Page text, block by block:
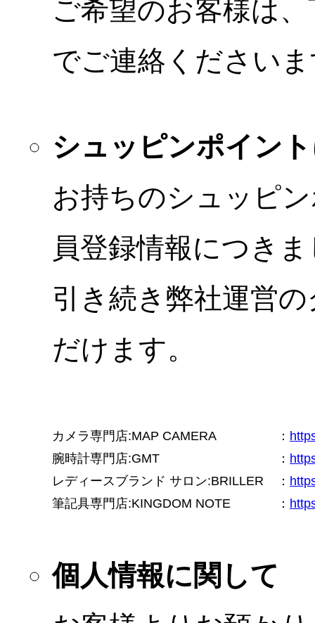
ご希望のお客様は
でご連絡ください
シュッピンポイン
お持ちのシュッピ
員登録情報につき
引き続き弊社運営
だけます。
カメラ専門店:MAP CAMERA ：
腕時計専門店:GMT
：
レディースブランド サロン:BRILLER
：
筆記具専門店:KINGDOM NOTE
：
個人情報に関して